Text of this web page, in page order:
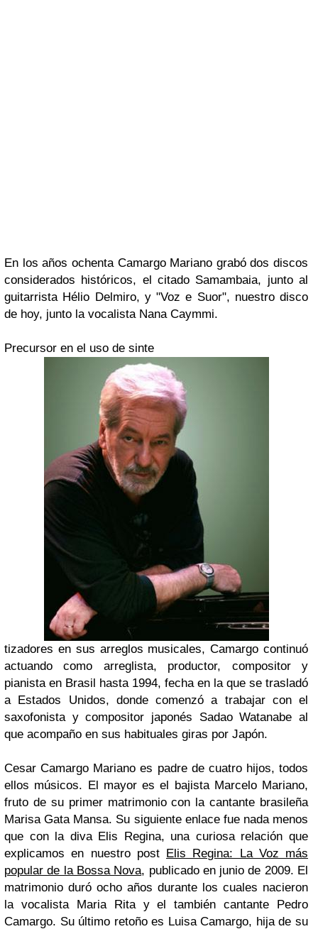
En los años ochenta Camargo Mariano grabó dos discos
considerados históricos, el citado Samambaia, junto al
guitarrista Hélio Delmiro, y "Voz e Suor", nuestro disco
de hoy, junto la vocalista Nana Caymmi.
Precursor en el uso de sinte
tizadores en sus arreglos musicales,Camargo continuó
actuando como arreglista, productor, compositor y
pianista en Brasil hasta 1994, fecha en la que se trasladó
a Estados Unidos, donde comenzó a trabajar con el
saxofonista y compositor japonés Sadao Watanabe al
que acompaño en sus habituales giras por Japón.
Cesar Camargo Mariano es padre de cuatro hijos, todos
ellos músicos. El mayor es el bajista Marcelo Mariano,
fruto de su primer matrimonio con la cantante brasileña
Marisa Gata Mansa. Su siguiente enlace fue nada menos
que con la diva Elis Regina, una curiosa relación que
explicamos en nuestro post Elis Regina: La Voz más
popular de la Bossa Nova, publicado en junio de 2009. El
matrimonio duró ocho años durante los cuales nacieron
la vocalista Maria Ritay el también cantante Pedro
Camargo. Su último retoño es Luisa Camargo, hija de su